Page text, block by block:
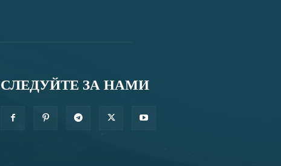
СЛЕДУЙТЕ ЗА НАМИ